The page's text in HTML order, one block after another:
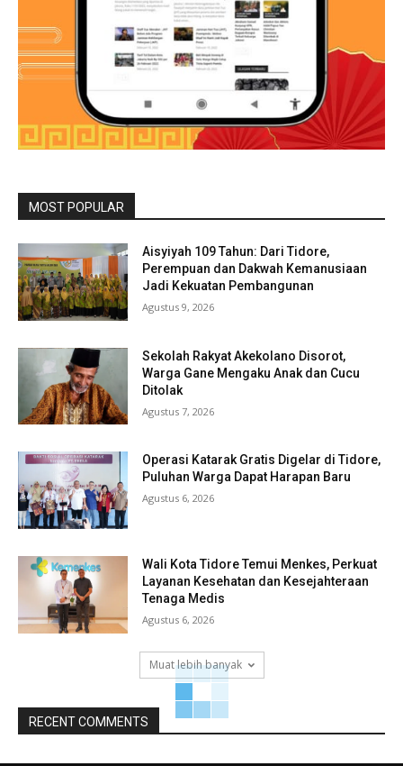
MOST POPULAR
Aisyiyah 109 Tahun: Dari Tidore,
Perempuan dan Dakwah Kemanusiaan
Jadi Kekuatan Pembangunan
Agustus 9, 2026
Sekolah Rakyat Akekolano Disorot,
Warga Gane Mengaku Anak dan Cucu
Ditolak
Agustus 7, 2026
Operasi Katarak Gratis Digelar di Tidore,
Puluhan Warga Dapat Harapan Baru
Agustus 6, 2026
Wali Kota Tidore Temui Menkes, Perkuat
Layanan Kesehatan dan Kesejahteraan
Tenaga Medis
Agustus 6, 2026
Muat lebih banyak
RECENT COMMENTS